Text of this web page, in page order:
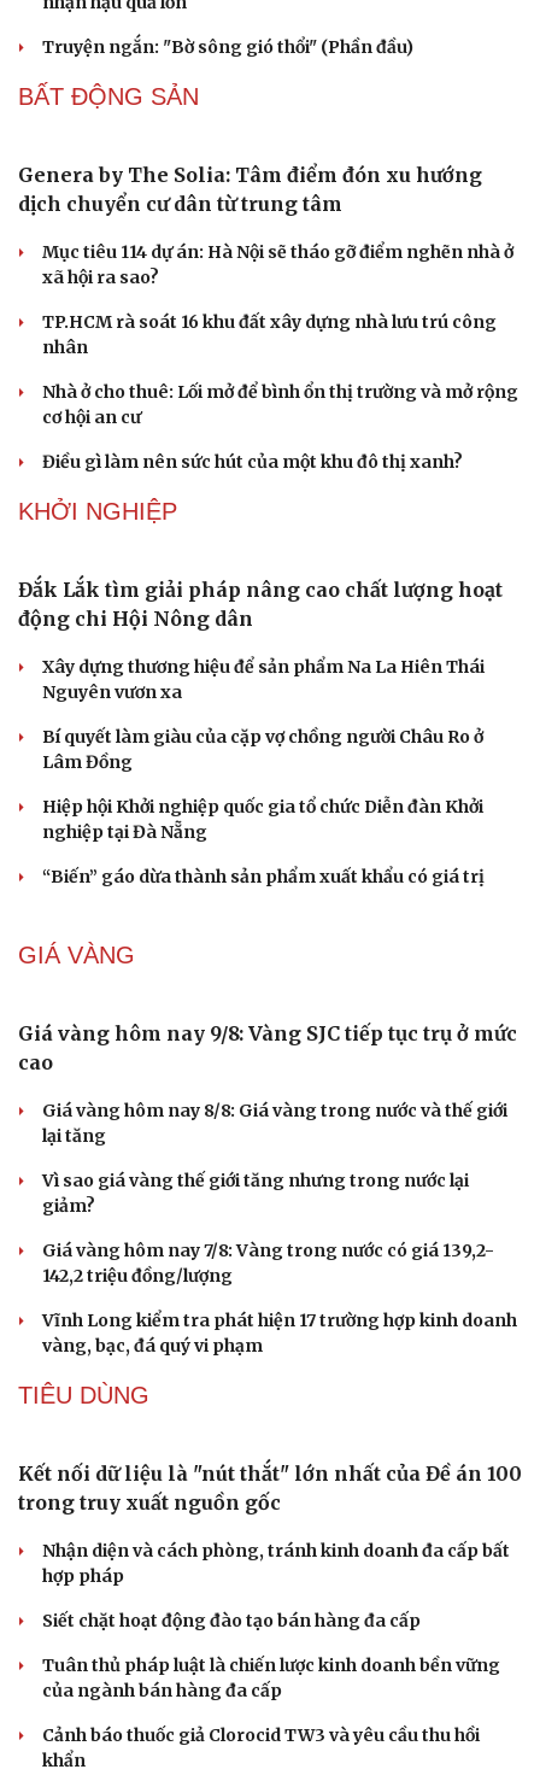
Vì sao giá vàng thế giới tăng nhưng trong nước lại
giảm?
Giá vàng hôm nay 7/8: Vàng trong nước có giá 139,2-
Vĩnh Long kiểm tra phát hiện 17 trường hợp kinh doanh
vàng, bạc, đá quý vi phạm
PODCAST
Truyện ngắn: "Bờ sông gió thổi" (Phần cuối)
Phụ nữ nên quan tâm đến sức khỏe tình dục tuổi mãn
kinh như thế nào?
Phong slư - “thư tình” bằng dân ca của người Tày
Ngại khám bệnh, nhiều người tự chữa bệnh xã hội rồi
nhận hậu quả lớn
BẤT ĐỘNG SẢN
Genera by The Solia: Tâm điểm đón xu hướng
dịch chuyển cư dân từ trung tâm
Mục tiêu 114 dự án: Hà Nội sẽ tháo gỡ điểm nghẽn nhà ở
xã hội ra sao?
TP.HCM rà soát 16 khu đất xây dựng nhà lưu trú công
nhân
KHỞI NGHIỆP
Đắk Lắk tìm giải pháp nâng cao chất lượng hoạt
động chi Hội Nông dân
Xây dựng thương hiệu để sản phẩm Na La Hiên Thái
Nguyên vươn xa
Bí quyết làm giàu của cặp vợ chồng người Châu Ro ở
Lâm Đồng
Hiệp hội Khởi nghiệp quốc gia tổ chức Diễn đàn Khởi
nghiệp tại Đà Nẵng
“Biến” gáo dừa thành sản phẩm xuất khẩu có giá trị
GIÁ VÀNG
Giá vàng hôm nay 9/8: Vàng SJC tiếp tục trụ ở mức
cao
Giá vàng hôm nay 8/8: Giá vàng trong nước và thế giới
lại tăng
Vì sao giá vàng thế giới tăng nhưng trong nước lại
giảm?
Giá vàng hôm nay 7/8: Vàng trong nước có giá 139,2-